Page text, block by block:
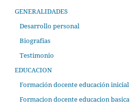
GENERALIDADES
Desarrollo personal
Biografías
Testimonio
EDUCACION
Formación docente educación inicial
Formacion docente educacion basica